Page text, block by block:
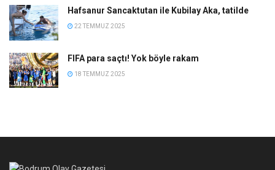
Hafsanur Sancaktutan ile Kubilay Aka, tatilde
22 TEMMUZ 2025
FIFA para saçtı! Yok böyle rakam
18 TEMMUZ 2025